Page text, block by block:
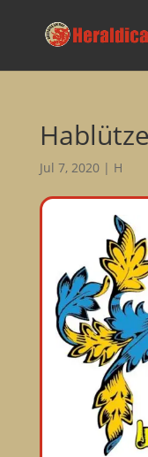
Jul 7, 2020| H